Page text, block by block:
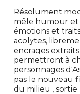
Résolument
mêle humour et
émotions et
acolytes,
encrages
permettront à
personnages
pas le nouveau
du milieu , sortie